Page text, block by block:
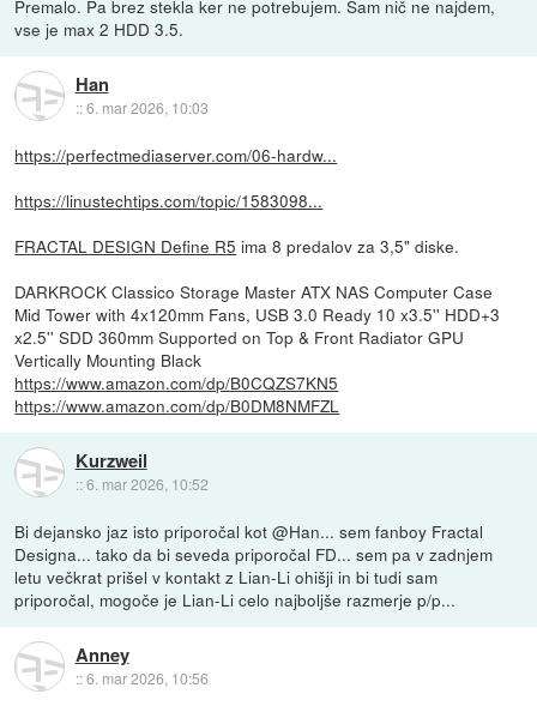
Premalo. Pa brez stekla ker ne potrebujem. Sam nič ne najdem,
vse je max 2 HDD 3.5.
Han
::6. mar 2026, 10:03
https://perfectmediaserver.com/06-hardw...
https://linustechtips.com/topic/1583098...
FRACTAL DESIGN Define R5 ima 8 predalov za 3,5" diske.
DARKROCK Classico Storage Master ATX NAS Computer Case
Mid Tower with 4x120mm Fans, USB 3.0 Ready 10 x3.5'' HDD+3
x2.5'' SDD 360mm Supported on Top & Front Radiator GPU
Vertically Mounting Black
https://www.amazon.com/dp/B0CQZS7KN5
https://www.amazon.com/dp/B0DM8NMFZL
Kurzweil
::6. mar 2026, 10:52
Bi dejansko jaz isto priporočal kot @Han... sem fanboy Fractal
Designa... tako da bi seveda priporočal FD... sem pa v zadnjem
letu večkrat prišel v kontakt z Lian-Li ohišji in bi tudi sam
priporočal, mogoče je Lian-Li celo najboljše razmerje p/p...
Anney
::6. mar 2026, 10:56